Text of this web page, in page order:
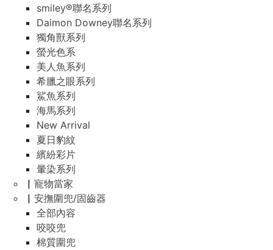
smiley®聯名系列
Daimon Downey聯名系列
獨角獸系列
螢光色系
美人魚系列
希臘之眼系列
鯊魚系列
海馬系列
New Arrival
夏日豹紋
繽紛彩片
暈染系列
▏寵物當家
▏安撫圍兜/固齒器
全部內容
咬咬兜
棉質圍兜